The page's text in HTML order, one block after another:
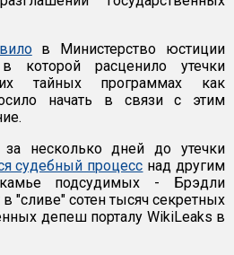
в Министерство юстиции
которой расценило утечки
тайных программах как
начать в связи с этим
несколько дней до утечки
судебный процесс над другим
подсудимых - Брэдли
"сливе" сотен тысяч секретных
депеш порталу WikiLeaks в